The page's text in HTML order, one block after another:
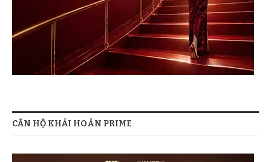
CĂN HỘ KHẢI HOÀN PRIME